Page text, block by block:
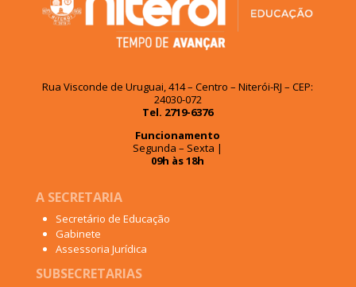
Rua Visconde de Uruguai, 414 – Centro – Niterói-RJ – CEP:
24030-072
Tel. 2719-6376
Funcionamento
Segunda – Sexta |
09h às 18h
A SECRETARIA
Secretário de Educação
Gabinete
Assessoria Jurídica
SUBSECRETARIAS